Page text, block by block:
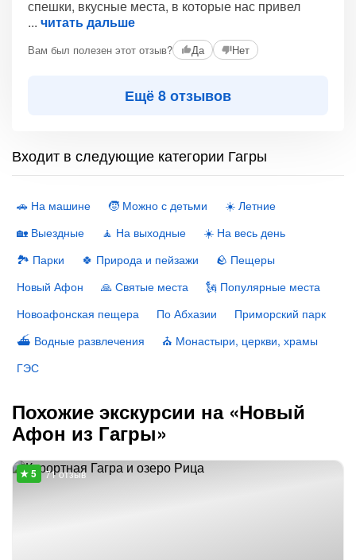
спешки, вкусные места, в которые нас привел
читать дальше
Вам был полезен этот отзыв? Да Нет
Ещё 8 отзывов
Входит в следующие категории Гагры
🚗 На машине 🧒 Можно с детьми
☀️ Летние
🏡 Выездные
🧘 На выходные
☀️ На весь день
🏞 Парки
🍀 Природа и пейзажи
🪨 Пещеры
Новый Афон
🙏 Святые места
🗽 Популярные места
Новоафонская пещера
По Абхазии
Приморский парк
⛴ Водные развлечения
⛪️ Монастыри, церкви, храмы
ГЭС
Похожие экскурсии на «Новый
Афон из Гагры»
71 отзыв